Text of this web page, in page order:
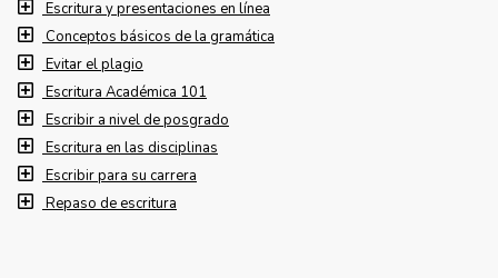
Escritura y presentaciones en línea
Conceptos básicos de la gramática
Evitar el plagio
Escritura Académica 101
Escribir a nivel de posgrado
Escritura en las disciplinas
Escribir para su carrera
Repaso de escritura